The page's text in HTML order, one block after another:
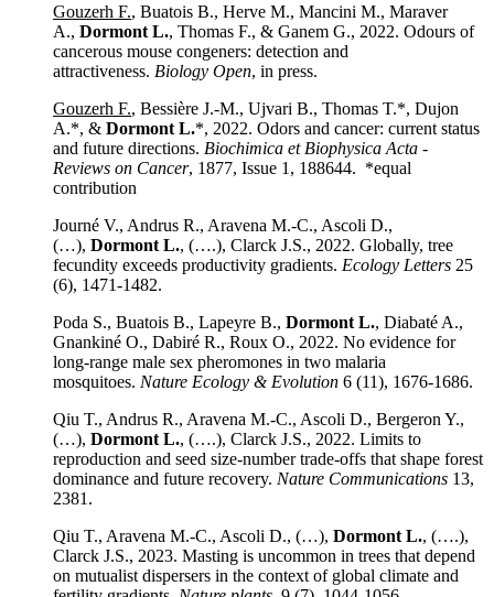
Gouzerh F., Buatois B., Herve M., Mancini M., Maraver
A., Dormont L., Thomas F., & Ganem G., 2022. Odours of
cancerous mouse congeners: detection and
attractiveness. Biology Open, in press.
Gouzerh F., Bessière J.-M., Ujvari B., Thomas T.*, Dujon
A.*, & Dormont L.*, 2022. Odors and cancer: current status
and future directions. Biochimica et Biophysica Acta -
Reviews on Cancer, 1877, Issue 1, 188644. *equal
contribution
Journé V., Andrus R., Aravena M.-C., Ascoli D.,
(…), Dormont L., (….), Clarck J.S., 2022. Globally, tree
fecundity exceeds productivity gradients. Ecology Letters 25
(6), 1471-1482.
Poda S., Buatois B., Lapeyre B., Dormont L., Diabaté A.,
Gnankiné O., Dabiré R., Roux O., 2022. No evidence for
long-range male sex pheromones in two malaria
mosquitoes. Nature Ecology & Evolution 6 (11), 1676-1686.
Qiu T., Andrus R., Aravena M.-C., Ascoli D., Bergeron Y.,
(…), Dormont L., (….), Clarck J.S., 2022. Limits to
reproduction and seed size-number trade-offs that shape forest
dominance and future recovery. Nature Communications 13,
2381.
Qiu T., Aravena M.-C., Ascoli D., (…), Dormont L., (….),
Clarck J.S., 2023. Masting is uncommon in trees that depend
on mutualist dispersers in the context of global climate and